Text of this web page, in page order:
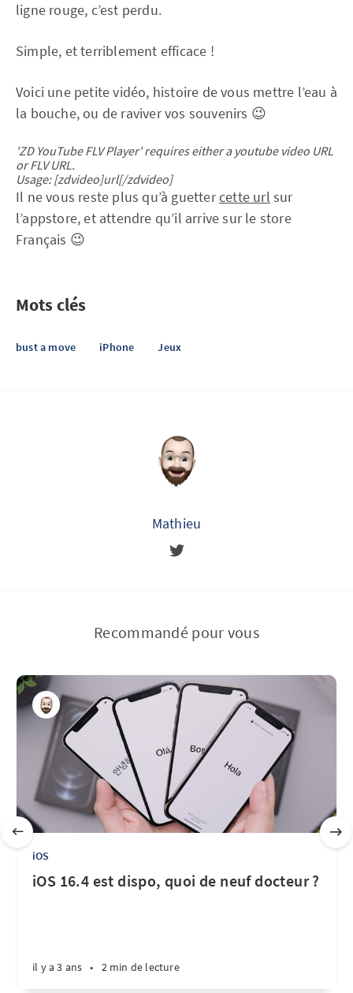
ligne rouge, c’est perdu.
Simple, et terriblement efficace !
Voici une petite vidéo, histoire de vous mettre l’eau à
la bouche, ou de raviver vos souvenirs 😉
'ZD YouTube FLV Player' requires either a youtube video URL
or FLV URL.
Usage: [zdvideo]url[/zdvideo]
Il ne vous reste plus qu’à guettercette url sur
l’appstore, et attendre qu’il arrive sur le store
Français 😉
Mots clés
bust a move iPhone Jeux
Mathieu
Recommandé pour vous
iOS
iOS 16.4 est dispo, quoi de neuf docteur ?
il y a 3 ans • 2 min de lecture